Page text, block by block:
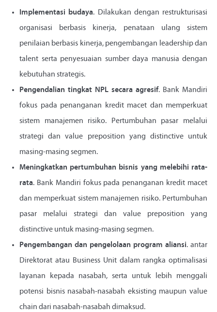
Implementasi budaya. Dilakukan dengan restrukturisasi
organisasi berbasis kinerja, penataan ulang sistem
penilaian berbasis kinerja, pengembangan leadership dan
talent serta penyesuaian sumber daya manusia dengan
kebutuhan strategis.
Pengendalian tingkat NPL secara agresif. Bank Mandiri
fokus pada penanganan kredit macet dan memperkuat
sistem manajemen risiko. Pertumbuhan pasar melalui
strategi dan value preposition yang distinctive untuk
masing-masing segmen.
Meningkatkan pertumbuhan bisnis yang melebihi rata-
rata. Bank Mandiri fokus pada penanganan kredit macet
dan memperkuat sistem manajemen risiko. Pertumbuhan
pasar melalui strategi dan value preposition yang
distinctive untuk masing-masing segmen.
Pengembangan dan pengelolaan program aliansi. antar
Direktorat atau Business Unit dalam rangka optimalisasi
layanan kepada nasabah, serta untuk lebih menggali
potensi bisnis nasabah-nasabah eksisting maupun value
chain dari nasabah-nasabah dimaksud.